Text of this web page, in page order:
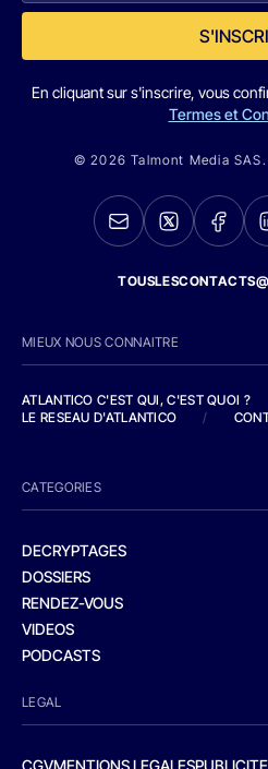
En cliquant sur s'inscrire, vous
Termes et
© 2026 Talmont Media
MIEUX NOUS CONNAITRE
ATLANTICO C'EST QUI, C'EST QUOI ?
LE RESEAU D'ATLANTICO
/
CATEGORIES
DECRYPTAGES
DOSSIERS
RENDEZ-VOUS
VIDEOS
PODCASTS
LEGAL
CGVMENTIONS LEGALES